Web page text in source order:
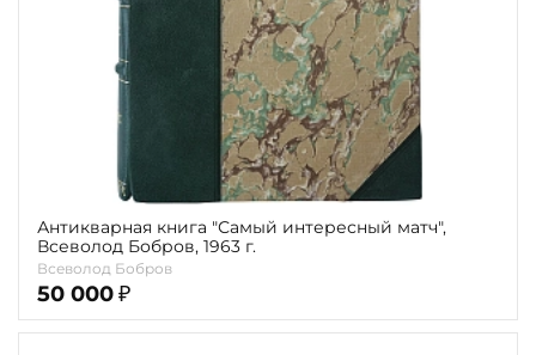
Антикварная книга "Самый интересный матч",
Всеволод Бобров, 1963 г.
Всеволод Бобров
50 000 ₽